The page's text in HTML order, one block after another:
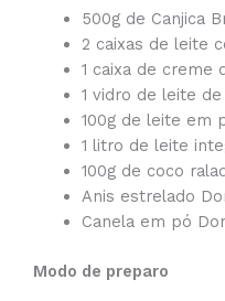
500g de Canjica
2 caixas de leite
1 caixa de creme
1 vidro de leite
100g de leite em
1 litro de leite
100g de coco
Anis estrelado
Canela em pó
Modo de preparo